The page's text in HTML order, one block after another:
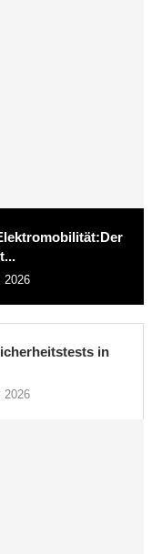
2026
in
2026